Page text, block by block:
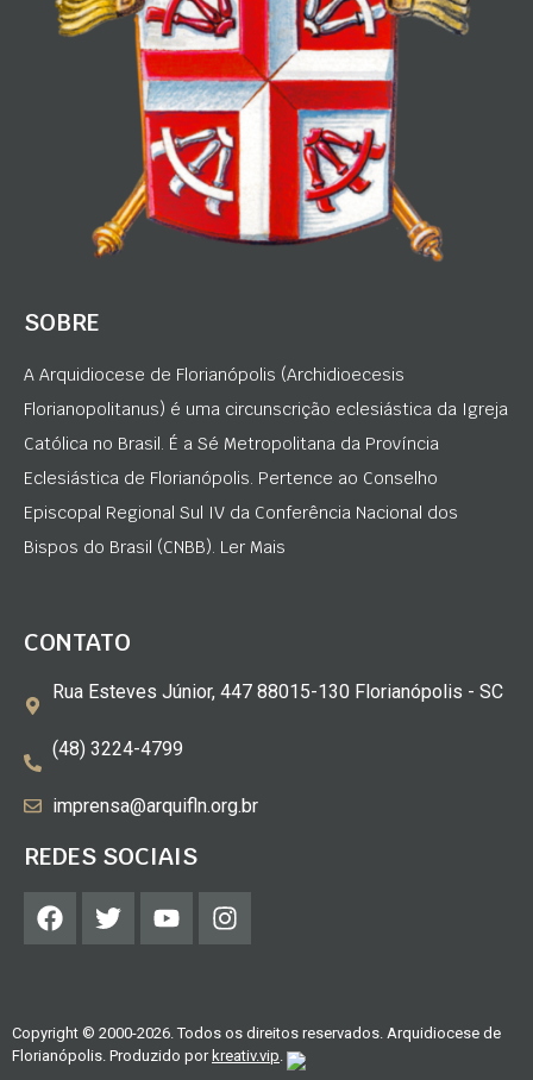
SOBRE
A Arquidiocese de Florianópolis (Archidioecesis
Florianopolitanus) é uma circunscrição eclesiástica da Igreja
Católica no Brasil. É a Sé Metropolitana da Província
Eclesiástica de Florianópolis. Pertence ao Conselho
Episcopal Regional Sul IV da Conferência Nacional dos
Bispos do Brasil (CNBB). Ler Mais
CONTATO
Rua Esteves Júnior, 447 88015-130 Florianópolis - SC
(48) 3224-4799
imprensa@arquifln.org.br
REDES SOCIAIS
Copyright © 2000-2026. Todos os direitos reservados. Arquidiocese de
Florianópolis. Produzido porkreativ.vip